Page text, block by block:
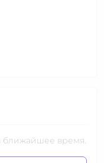
ближайшее время.